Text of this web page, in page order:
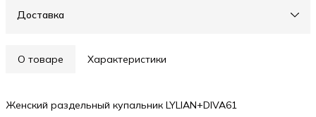
Доставка
О товаре Характеристики
Женский раздельный купальник LYLIAN+DIVA61